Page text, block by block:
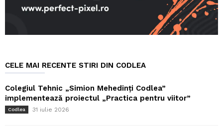
CELE MAI RECENTE STIRI DIN CODLEA
Colegiul Tehnic „Simion Mehedinți Codlea”
implementează proiectul „Practica pentru viitor”
Codlea 31 iulie 2026